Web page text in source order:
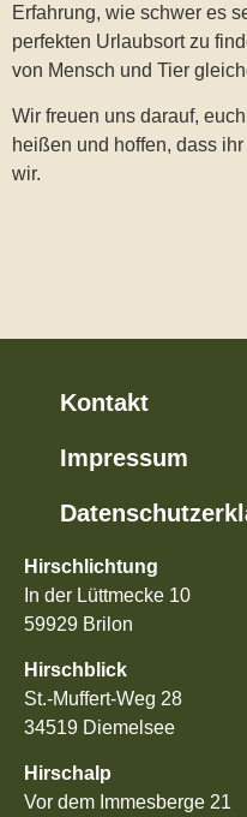
Erfahrung, wie schwer es
perfekten Urlaubsort zu
von Mensch und Tier
Wir freuen uns darauf,
heißen und hoffen, dass
wir.
Kontakt
Impressum
Hirschlichtung
In der Lüttmecke 10
59929 Brilon
Hirschblick
St.-Muffert-Weg 28
34519 Diemelsee
Hirschalp
Vor dem Immesberge 21